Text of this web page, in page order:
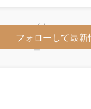
81
フォ
ロワ
ー
フォローして最新